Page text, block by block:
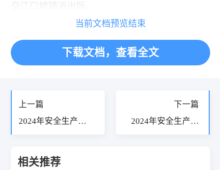
交江口墟镇派出所。
«
当前文档预览结束
下载文档，查看全文
上一篇
2024年安全生产年
下一篇
2024年安全生产工
相关推荐